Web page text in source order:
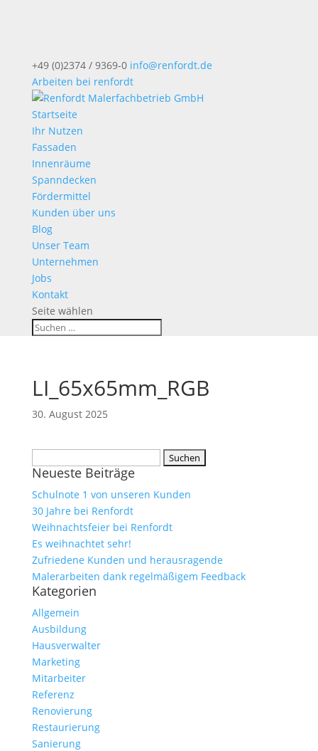
+49 (0)2374 / 9369-0 info@renfordt.de
Arbeiten bei renfordt
Startseite
Ihr Nutzen
Fassaden
Innenräume
Spanndecken
Fördermittel
Kunden über uns
Blog
Unser Team
Unternehmen
Jobs
Kontakt
Seite wählen
LI_65x65mm_RGB
30. August 2025
nach:
Neueste Beiträge
Schulnote 1 von unseren Kunden
30 Jahre bei Renfordt
Weihnachtsfeier bei Renfordt
Es weihnachtet sehr!
Zufriedene Kunden und herausragende
Malerarbeiten dank regelmäßigem Feedback
Kategorien
Allgemein
Ausbildung
Hausverwalter
Marketing
Mitarbeiter
Referenz
Renovierung
Restaurierung
Sanierung